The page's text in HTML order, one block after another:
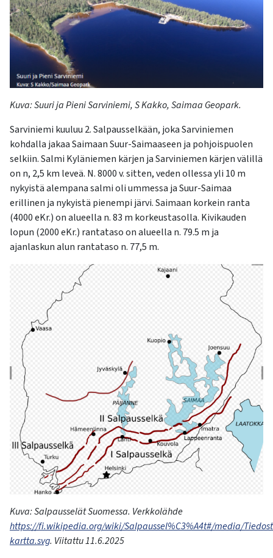
kosketus-
ja
pyyhkäisyliikkeitä.
Kuva: Suuri ja Pieni Sarviniemi, S Kakko, Saimaa Geopark.
Sarviniemi kuuluu 2.Salpausselkään, joka Sarviniemen
kohdalla jakaa Saimaan Suur-Saimaaseen ja pohjoispuolen
selkiin. Salmi Kyläniemen kärjen ja Sarviniemen kärjen välillä
on n, 2,5 km leveä. N. 8000 v. sitten, veden ollessa yli 10 m
nykyistä alempana salmi oli ummessa jaSuur-Saimaa
erillinen ja nykyistä pienempi järvi. Saimaan korkein ranta
(4000 eKr.) on alueella n. 83 m korkeustasolla. Kivikauden
lopun (2000 eKr.) rantataso on alueella n. 79.5 mja
ajanlaskun alun rantataso n. 77,5 m.
Kuva:SalpausselätSuomessa. Verkkolähde
https://fi.wikipedia.org/wiki/Salpaussel%C3%A4t#/media/
kartta.svg. Viitattu11.6.2025